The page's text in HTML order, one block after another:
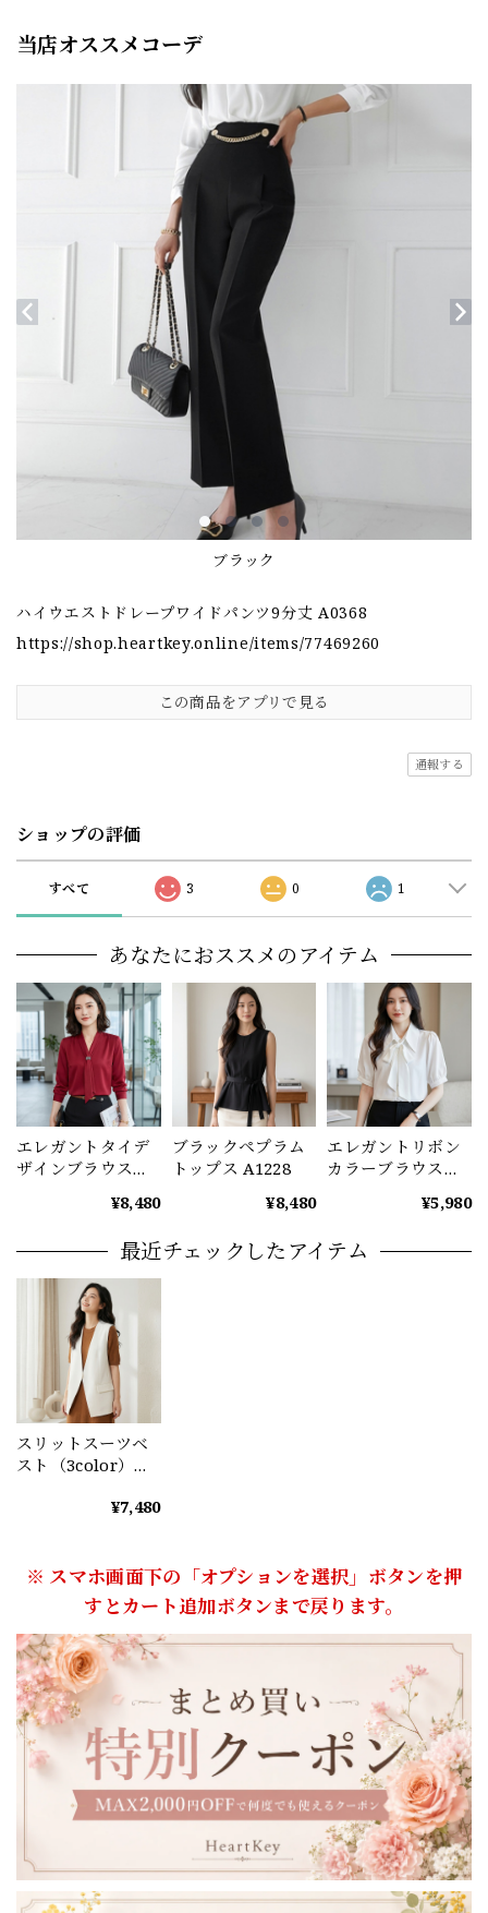
当店オススメコーデ
ブラック
ハイウエストドレープワイドパンツ9分丈 A0368
https://shop.heartkey.online/items/77469260
この商品をアプリで見る
通報する
ショップの評価
すべて 3 0 1
あなたにおススメのアイテム
エレガントタイデ
ザインブラウス
¥8,480
ブラックペプラム
トップス A1228
¥8,480
エレガントリボン
カラーブラウス
¥5,980
最近チェックしたアイテム
スリットスーツベ
スト（3color）
¥7,480
※ スマホ画面下の「オプションを選択」ボタンを押
すとカート追加ボタンまで戻ります。